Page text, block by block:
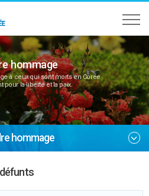
hommage
à ceux qui sont morts en Corée
pour la liberté et la paix.
hommage